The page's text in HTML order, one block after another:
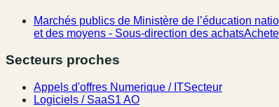
Marchés publics de Ministère de l’éducation
et des moyens - Sous-direction des achats
Secteurs proches
Appels d'offres Numerique / ITSecteur
Logiciels / SaaS1 AO